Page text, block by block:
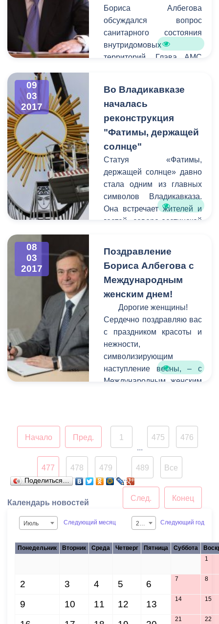
Бориса Албегова
обсуждался вопрос
санитарного состояния
внутридомовых
территорий. Глава АМС
жителями
многоквартирных домов.
Так как вышеуказанные
территории являются
зоной ответственности
управляющих компаний
совместно,
закону не имеет права
наводить на них порядок.
09
03
2017
Во Владикавказе
началась
реконструкция
"Фатимы, держащей
солнце"
Статуя «Фатимы,
держащей солнце» давно
стала одним из главных
символов Владикавказа.
Она встречает жителей и
гостей северо-осетинской
К сожалению, в последние
годы вид сооружения
оставлял желать лучшего -
оно пострадало от
коррозии, стала заметной
усталость металла.
08
03
2017
Поздравление
Бориса Албегова с
Международным
женским днем!
Дорогие женщины!
Сердечно поздравляю вас
с праздником красоты и
нежности,
символизирующим
наступление весны, – с
Международным женским
Начало Пред.
1
...
475 476
477 478
479
...
489 Все
Конец
След.
Поделиться…
Календарь новостей
Июль Следующий месяц 2015 Следующий год
Понедельник Вторник Среда Четверг Пятница Суббота
1
2 3 4 5 6 7 8
9 10 11 12 13 14 15
21 22